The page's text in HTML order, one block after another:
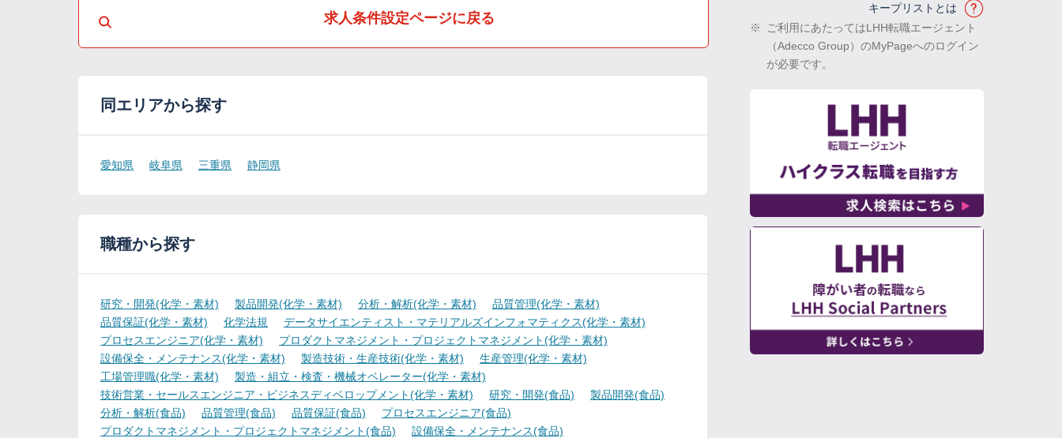
求人条件設定ページに戻る
同エリアから探す
愛知県 岐阜県 三重県 静岡県
職種から探す
研究・開発(化学・素材) 製品開発(化学・素材) 分析・解析(化学・素材)
品質管理(化学・素材)
品質保証(化学・素材)
化学法規
データサイエンティスト・マテリアルズインフォマティクス(化学・素材)
プロセスエンジニア(化学・素材)
プロダクトマネジメント・プロジェクトマネジメント(化学・素材)
設備保全・メンテナンス(化学・素材)
製造技術・生産技術(化学・素材)
生産管理(化学・素材)
工場管理職(化学・素材)
製造・組立・検査・機械オペレーター(化学・素材)
技術営業・セールスエンジニア・ビジネスディベロップメント(化学・素材)
研究・開発(食品)
製品開発(食品)
分析・解析(食品)
品質管理(食品) 品質保証(食品)
プロセスエンジニア(食品)
プロダクトマネジメント・プロジェクトマネジメント(食品)
設備保全・メンテナンス(食品)
キープリストとは
※
ご利用にあたってはLHH転職エージェント
（Adecco Group）のMyPageへのログイン
が必要です。